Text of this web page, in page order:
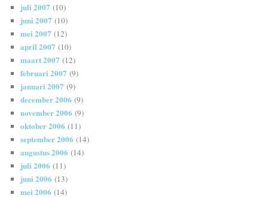
juli 2007 (10)
juni 2007 (10)
mei 2007 (12)
april 2007 (10)
maart 2007 (12)
februari 2007 (9)
januari 2007 (9)
december 2006 (9)
november 2006 (9)
oktober 2006 (11)
september 2006 (14)
augustus 2006 (14)
juli 2006 (11)
juni 2006 (13)
mei 2006 (14)